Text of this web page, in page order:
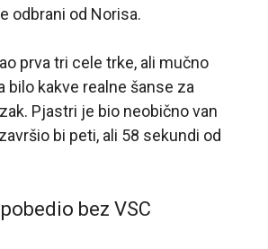
odbrani od Norisa.
prva tri cele trke, ali mučno
bilo kakve realne šanse za
Pjastri je bio neobično van
bi peti, ali 58 sekundi od
bez VSC